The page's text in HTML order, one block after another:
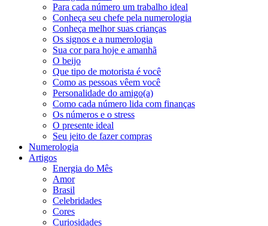
Para cada número um trabalho ideal
Conheça seu chefe pela numerologia
Conheça melhor suas crianças
Os signos e a numerologia
Sua cor para hoje e amanhã
O beijo
Que tipo de motorista é você
Como as pessoas vêem você
Personalidade do amigo(a)
Como cada número lida com finanças
Os números e o stress
O presente ideal
Seu jeito de fazer compras
Numerologia
Artigos
Energia do Mês
Amor
Brasil
Celebridades
Cores
Curiosidades